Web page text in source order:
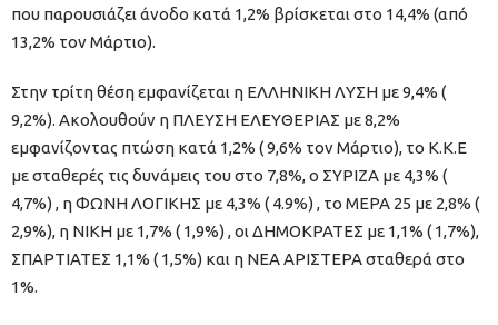
που παρουσιάζει άνοδο κατά 1,2% βρίσκεται στο 14,4% (από
13,2% τον Μάρτιο).
Στην τρίτη θέση εμφανίζεται η ΕΛΛΗΝΙΚΗ ΛΥΣΗ με 9,4% (
9,2%). Ακολουθούν η ΠΛΕΥΣΗ ΕΛΕΥΘΕΡΙΑΣ με 8,2%
εμφανίζοντας πτώση κατά 1,2% ( 9,6% τον Μάρτιο), το Κ.Κ.Ε
με σταθερές τις δυνάμεις του στο 7,8%, ο ΣΥΡΙΖΑ με 4,3% (
4,7%) , η ΦΩΝΗ ΛΟΓΙΚΗΣ με 4,3% ( 4.9%) , το ΜΕΡΑ 25 με 2,8% (
2,9%), η ΝΙΚΗ με 1,7% ( 1,9%) , οι ΔΗΜΟΚΡΑΤΕΣ με 1,1% ( 1,7%),
ΣΠΑΡΤΙΑΤΕΣ 1,1% ( 1,5%) και η ΝΕΑ ΑΡΙΣΤΕΡΑ σταθερά στο
1%.